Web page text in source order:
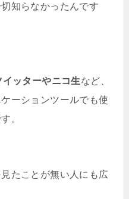
知らなかったんです
ッターやニコ生など、
ーションツールでも使
。
たことが無い人にも広